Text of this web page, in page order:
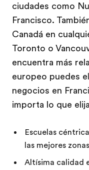
ciudades como
Francisco.
Canadá en
Toronto o
encuentra más
europeo puedes
negocios en
importa lo que
Escuelas
las mejores
Altísima calidad